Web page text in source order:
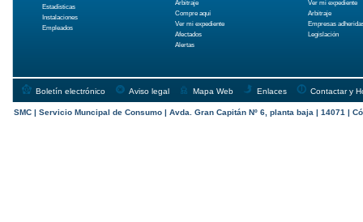
Estadísticas
Instalaciones
Empleados
Arbitraje
Compre aquí
Ver mi expediente
Afectados
Alertas
Ver mi expediente
Arbitraje
Empresas
Legislación
Boletín electrónico Aviso legal Mapa Web Enlaces Contactar y
SMC | Servicio Muncipal de Consumo | Avda. Gran Capitán Nº 6, planta baja | 14071 |